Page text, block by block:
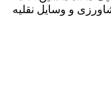
و وسایل نقلیه